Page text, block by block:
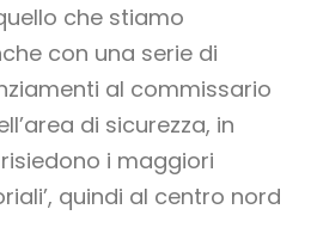
che stiamo
con una serie di
al commissario
di sicurezza, in
i maggiori
quindi al centro nord